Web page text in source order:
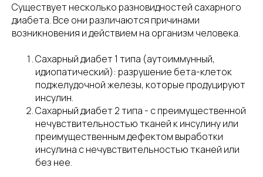
Существует несколько разновидностей сахарного
диабета. Все они различаются причинами
возникновения и действием на организм человека.
Сахарный диабет 1 типа (аутоиммунный,
идиопатический): разрушение бета-клеток
поджелудочной железы, которые продуцируют
инсулин.
Сахарный диабет 2 типа - с преимущественной
нечувствительностью тканей к инсулину или
преимущественным дефектом выработки
инсулина с нечувствительностью тканей или
без нее.